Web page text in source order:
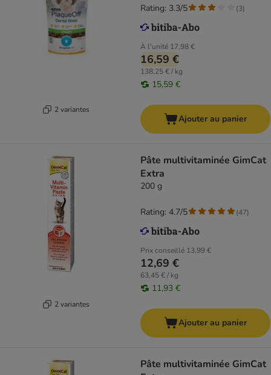
2 variantes
À l'unité 17,98 €
16,59 €
138,25 € / kg
15,59 €
Rating: 3.3/5 (3)
Ajouter au panier
2 variantes
Pâte multivitaminée GimCat
Extra
200 g
Prix conseillé 13,99 €
12,69 €
63,45 € / kg
11,93 €
Rating: 4.7/5 (47)
Ajouter au panier
Pâte multivitaminée GimCat